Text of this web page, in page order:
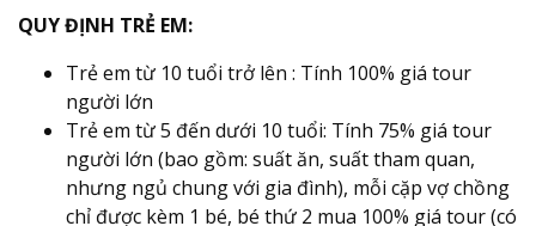
QUY ĐỊNH TRẺ EM:
Trẻ em từ 10 tuổi trở lên : Tính 100% giá tour
người lớn
Trẻ em từ 5 đến dưới 10 tuổi: Tính 75% giá tour
người lớn (bao gồm: suất ăn, suất tham quan,
nhưng ngủ chung với gia đình), mỗi cặp vợ chồng
chỉ được kèm 1 bé, bé thứ 2 mua 100% giá tour (có